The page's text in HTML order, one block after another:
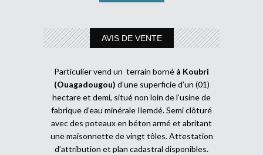
AVIS DE VENTE
Particulier vend un terrain borné à Koubri
(Ouagadougou) d’une superficie d’un (01)
hectare et demi, situé non loin de l’usine de
fabrique d’eau minérale Ilemdé. Semi clôturé
avec des poteaux en béton armé et abritant
une maisonnette de vingt tôles. Attestation
d’attribution et plan cadastral disponibles.